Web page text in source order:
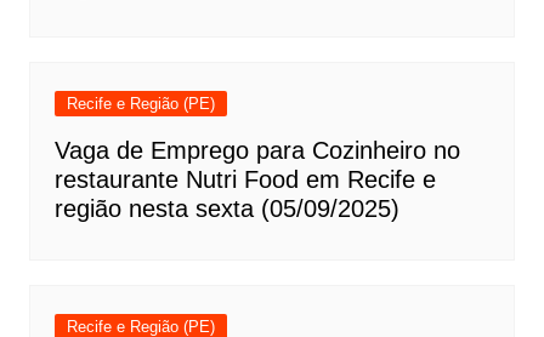
Recife e Região (PE)
Vaga de Emprego para Cozinheiro no
restaurante Nutri Food em Recife e
região nesta sexta (05/09/2025)
Recife e Região (PE)